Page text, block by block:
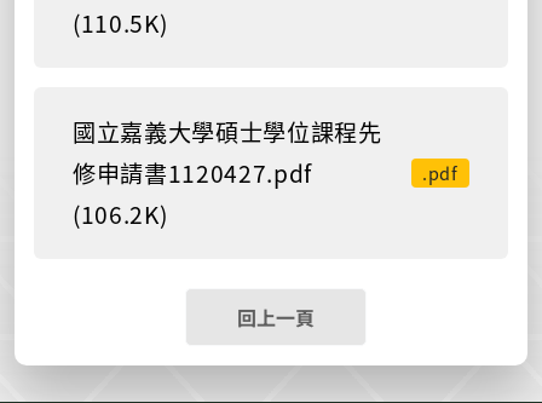
(110.5K)
國立嘉義大學碩士學位課程先
修申請書1120427.pdf
(106.2K)
.pdf
回上一頁